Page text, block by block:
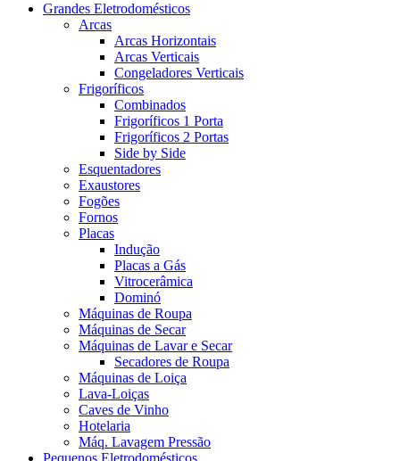
Grandes Eletrodomésticos
Arcas
Arcas Horizontais
Arcas Verticais
Congeladores Verticais
Frigoríficos
Combinados
Frigoríficos 1 Porta
Frigoríficos 2 Portas
Side by Side
Esquentadores
Exaustores
Fogões
Fornos
Placas
Indução
Placas a Gás
Vitrocerâmica
Dominó
Máquinas de Roupa
Máquinas de Secar
Máquinas de Lavar e Secar
Secadores de Roupa
Máquinas de Loiça
Lava-Loiças
Caves de Vinho
Hotelaria
Máq. Lavagem Pressão